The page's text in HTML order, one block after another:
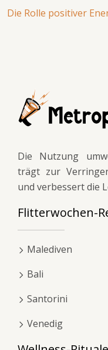
Die Rolle positiver
Die Nutzung
trägt zur
und verbessert die
Flitterwochen-
Malediven
Bali
Santorini
Venedig